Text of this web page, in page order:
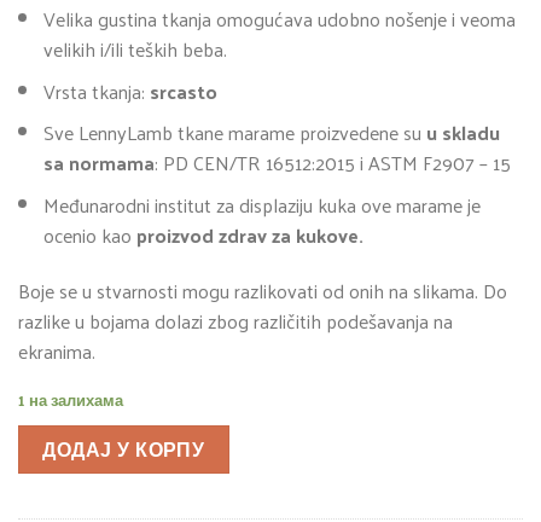
Velika gustina tkanja omogućava udobno nošenje i veoma
velikih i/ili teških beba.
Vrsta tkanja: srcasto
Sve LennyLamb tkane marame proizvedene su u skladu
sa normama: PD CEN/TR 16512:2015 i ASTM F2907 – 15
Međunarodni institut za displaziju kuka ove marame je
ocenio kao proizvod zdrav za kukove.
Boje se u stvarnosti mogu razlikovati od onih na slikama. Do
razlike u bojama dolazi zbog različitih podešavanja na
ekranima.
1 на залихама
ДОДАЈ У КОРПУ